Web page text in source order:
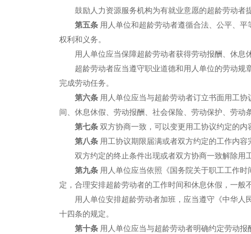
鼓励人力资源服务机构为有就业意愿的超龄劳动者
第五条 用人单位和超龄劳动者遵循合法、公平、
权利和义务。
用人单位应当保障超龄劳动者获得劳动报酬、休息
超龄劳动者应当遵守职业道德和用人单位的劳动规
完成劳动任务。
第六条 用人单位应当与超龄劳动者订立书面用工
间、休息休假、劳动报酬、社会保险、劳动保护、劳动
第七条 双方协商一致，可以变更用工协议约定的内
第八条 用工协议期限届满或者双方约定的工作内容
双方约定的终止条件出现或者双方协商一致解除用
第九条 用人单位应当依照《国务院关于职工工作
定，合理安排超龄劳动者的工作时间和休息休假，一般
用人单位安排超龄劳动者加班，应当遵守《中华人
十四条的规定。
第十条 用人单位应当与超龄劳动者明确约定劳动